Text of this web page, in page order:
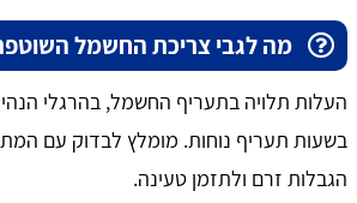
מה לגבי צריכת החשמל
העלות תלויה בתעריף החשמל, בהרגלי
בשעות תעריף נוחות. מומלץ לבדוק עם
הגבלות זרם ולתזמן טעינה.